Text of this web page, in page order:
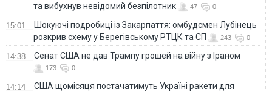
та вибухнув невідомий безпілотник
47 0
15:01
Шокуючі подробиці із Закарпаття: омбудсмен Лубінець
розкрив схему у Берегівському РТЦК та СП
243 0
14:38 Сенат США не дав Трампу грошей на війну з Іраном
173 0
14:14
США щомісяця постачатимуть Україні ракети для